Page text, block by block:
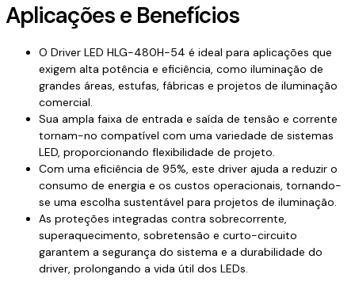
Aplicações e Benefícios
O Driver LED HLG-480H-54 é ideal para aplicações que
exigem alta potência e eficiência, como iluminação de
grandes áreas, estufas, fábricas e projetos de iluminação
comercial.
Sua ampla faixa de entrada e saída de tensão e corrente
tornam-no compatível com uma variedade de sistemas
LED, proporcionando flexibilidade de projeto.
Com uma eficiência de 95%, este driver ajuda a reduzir o
consumo de energia e os custos operacionais, tornando-
se uma escolha sustentável para projetos de iluminação.
As proteções integradas contra sobrecorrente,
superaquecimento, sobretensão e curto-circuito
garantem a segurança do sistema e a durabilidade do
driver, prolongando a vida útil dos LEDs.